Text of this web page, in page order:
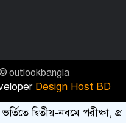
দ্বিতীয়-নবমে পরীক্ষা,
outlookbangla
Design Host BD